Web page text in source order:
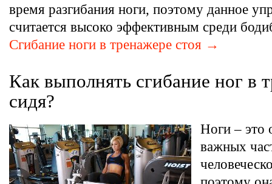
время разгибания ноги, поэтому данное
считается высоко эффективным среди
Сгибание ноги в тренажере стоя →
Как выполнять сгибание ног в
сидя?
Ноги – это
важных